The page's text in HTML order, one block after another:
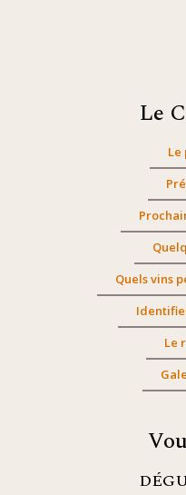
Le
Le
Quels vins
Le